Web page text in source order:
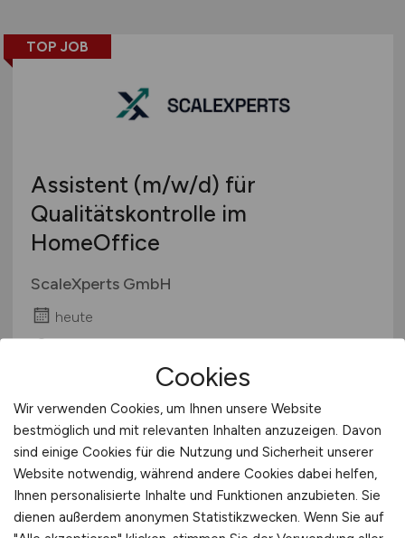
Projektarbeit / Freelancer
geringfügige Beschäftigung / Minijob
Berufseinstieg / Trainee
Studentenjobs / Werkstudenten
Ausbildung / Studium
Praktikum
Berlin
Mecklenburg-Vorpommern
Niedersachsen
Nordrhein-Westfalen
Saarland
Sachsen
Sachsen-Anhalt
Schleswig-Holstein
Deutschlandweit
Österreich
Schweiz
Europa
International
TOP JOB
Assistent (m/w/d) für
Qualitätskontrolle im
HomeOffice
ScaleXperts GmbH
heute
1
Cookies
Wir verwenden Cookies, um Ihnen unsere Website
bestmöglich und mit relevanten Inhalten anzuzeigen. Davon
sind einige Cookies für die Nutzung und Sicherheit unserer
Website notwendig, während andere Cookies dabei helfen,
Ihnen personalisierte Inhalte und Funktionen anzubieten. Sie
dienen außerdem anonymen Statistikzwecken. Wenn Sie auf